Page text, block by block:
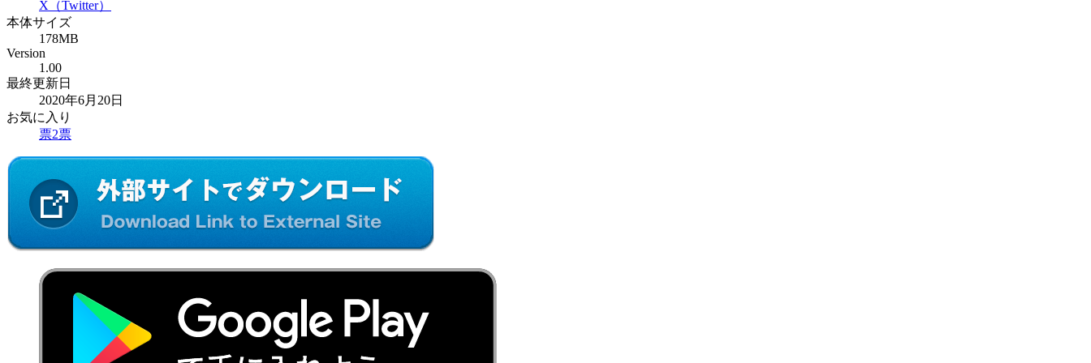
X（Twitter）
本体サイズ
178MB
Version
1.00
最終更新日
2020年6月20日
お気に入り
票2票